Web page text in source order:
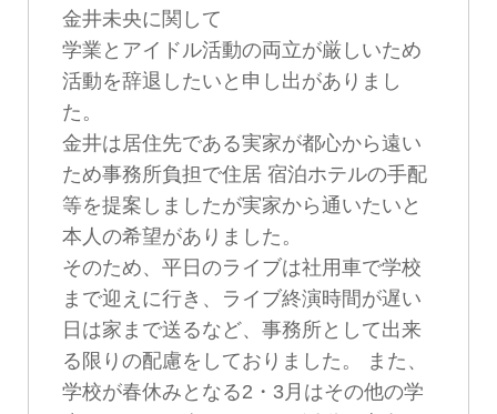
金井未央に関して
学業とアイドル活動の両立が厳しいため
活動を辞退したいと申し出がありまし
た。
金井は居住先である実家が都心から遠い
ため事務所負担で住居 宿泊ホテルの手配
等を提案しましたが実家から通いたいと
本人の希望がありました。
そのため、平日のライブは社用車で学校
まで迎えに行き、ライブ終演時間が遅い
日は家まで送るなど、事務所として出来
る限りの配慮をしておりました。 また、
学校が春休みとなる2・3月はその他の学